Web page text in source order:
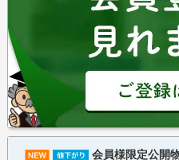
会員様限定公開